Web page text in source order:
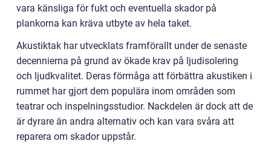
vara känsliga för fukt och eventuella skador på
plankorna kan kräva utbyte av hela taket.
Akustiktak har utvecklats framförallt under de senaste
decennierna på grund av ökade krav på ljudisolering
och ljudkvalitet. Deras förmåga att förbättra akustiken i
rummet har gjort dem populära inom områden som
teatrar och inspelningsstudior. Nackdelen är dock att de
är dyrare än andra alternativ och kan vara svåra att
reparera om skador uppstår.